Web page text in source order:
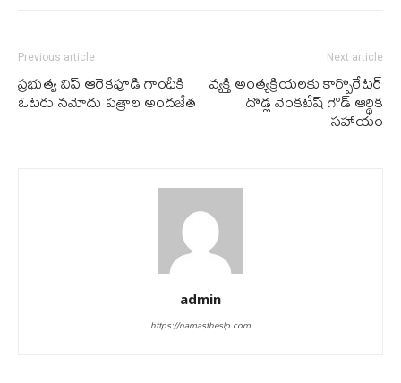
Previous article
ప్ర‌భుత్వ విప్ ఆరెక‌పూడి గాంధీకి
ఓట‌రు న‌మోదు ప‌త్రాల అంద‌జేత
Next article
వ్య‌క్తి అంత్య‌క్రియల‌కు కార్పొరేటర్
దొడ్ల వెంకటేష్ గౌడ్ ఆర్థిక
సహాయం
admin
https://namastheslp.com